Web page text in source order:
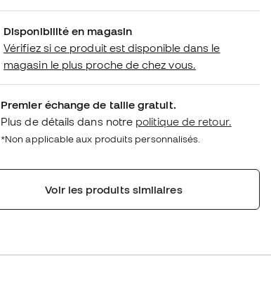
Disponibilité en magasin
Vérifiez si ce produit est disponible dans le
magasin le plus proche de chez vous.
Premier échange de taille gratuit.
Plus de détails dans notre politique de retour.
*Non applicable aux produits personnalisés.
Voir les produits similaires